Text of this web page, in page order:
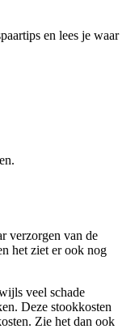
en lees je waar
verzorgen van de
het ziet er ook nog
veel schade
Deze stookkosten
Zie het dan ook